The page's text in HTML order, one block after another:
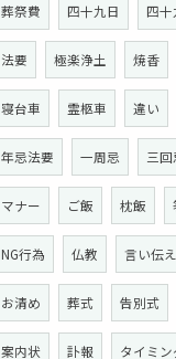
葬祭費 四十九日 四
法要 極楽浄土 焼香
寝台車 霊柩車 違い
年忌法要 一周忌 三回
マナー ご飯 枕飯
NG行為 仏教 言い伝え
お清め 葬式 告別式
案内状 訃報 タイミン